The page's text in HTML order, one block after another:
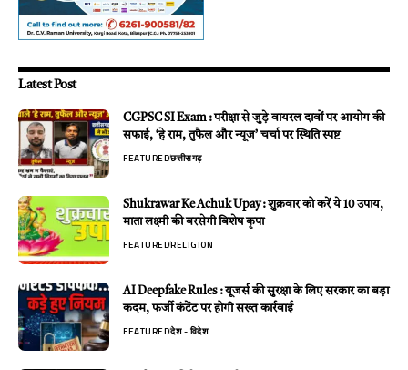
Latest Post
CGPSC SI Exam : परीक्षा से जुड़े वायरल दावों पर आयोग की
सफाई, ‘हे राम, तुफैल और न्यूज’ चर्चा पर स्थिति स्पष्ट
FEATUREDछत्तीसगढ़
Shukrawar Ke Achuk Upay : शुक्रवार को करें ये 10 उपाय,
माता लक्ष्मी की बरसेगी विशेष कृपा
FEATUREDRELIGION
AI Deepfake Rules : यूजर्स की सुरक्षा के लिए सरकार का बड़ा
कदम, फर्जी कंटेंट पर होगी सख्त कार्रवाई
FEATUREDदेश - विदेश